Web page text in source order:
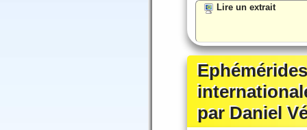
Lire un extrait
par Daniel